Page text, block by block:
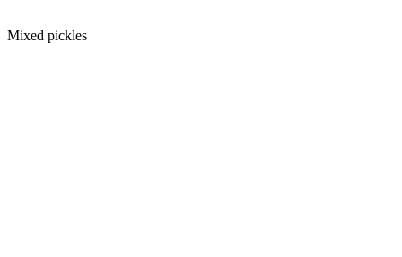
Mixed pickles